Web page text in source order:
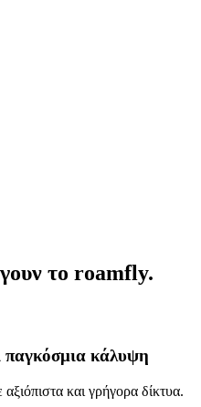
το roamfly.
παγκόσμια κάλυψη
και γρήγορα δίκτυα.